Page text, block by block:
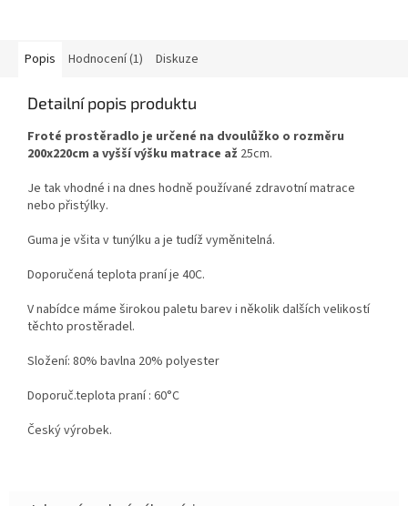
Popis Hodnocení (1) Diskuze
Detailní popis produktu
Froté prostěradlo je určené na dvoulůžko o rozměru
200x220cm a vyšší výšku matrace až 25cm.
Je tak vhodné i na dnes hodně používané zdravotní matrace
nebo přistýlky.
Guma je všita v tunýlku a je tudíž vyměnitelná.
Doporučená teplota praní je 40C.
V nabídce máme širokou paletu barev i několik dalších velikostí
těchto prostěradel.
Složení: 80% bavlna 20% polyester
Doporuč.teplota praní : 60°C
Český výrobek.